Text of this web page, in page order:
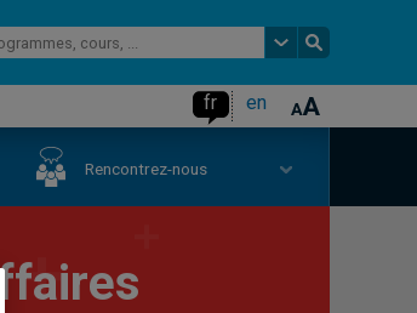
fr en
Rencontrez-nous